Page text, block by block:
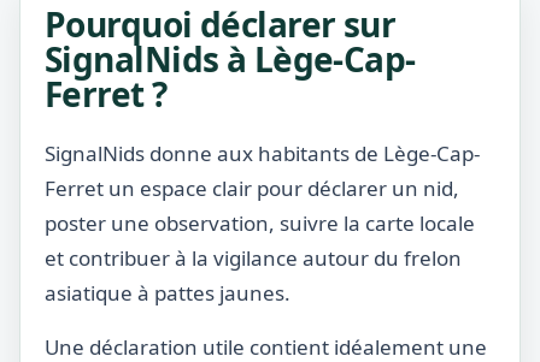
Pourquoi déclarer sur
SignalNids à Lège-Cap-
Ferret ?
SignalNids donne aux habitants de Lège-Cap-
Ferret un espace clair pour déclarer un nid,
poster une observation, suivre la carte locale
et contribuer à la vigilance autour du frelon
asiatique à pattes jaunes.
Une déclaration utile contient idéalement une